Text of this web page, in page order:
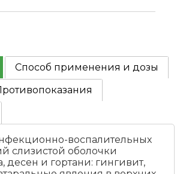
Способ применения и дозы
воспалительных
слизистой оболочки
десен и гортани: гингивит,